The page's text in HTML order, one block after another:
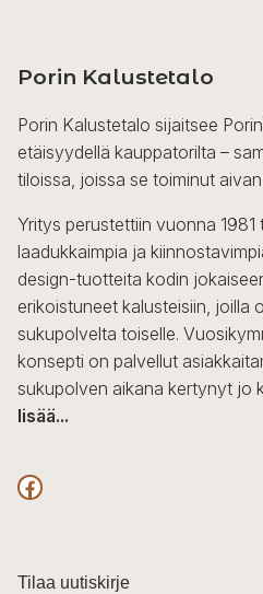
Porin Kalustetalo
Porin Kalustetalo sijaitsee
etäisyydellä kauppatorilta –
tiloissa, joissa se toiminut
Yritys perustettiin vuonna
laadukkaimpia ja
design-tuotteita kodin
erikoistuneet kalusteisiin, joilla
sukupolvelta toiselle.
konsepti on palvellut
sukupolven aikana kertynyt jo
lisää...
F
c
Tilaa uutiskirje